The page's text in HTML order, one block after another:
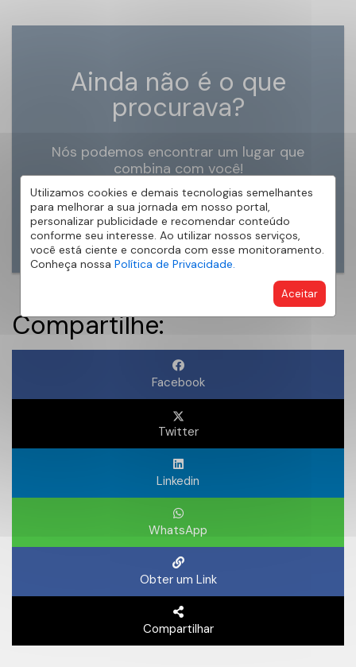
Utilizamos cookies e demais tecnologias semelhantes
para melhorar a sua jornada em nosso portal,
personalizar publicidade e recomendar conteúdo
conforme seu interesse. Ao utilizar nossos serviços,
você está ciente e concorda com esse monitoramento.
Conheça nossa Política de Privacidade.
Aceitar
Ainda não é o que
procurava?
Nós podemos encontrar um lugar que
combina com você!
ENCONTRE MEU IMÓVEL
Compartilhe:
Facebook
Twitter
Linkedin
WhatsApp
Obter um Link
Compartilhar